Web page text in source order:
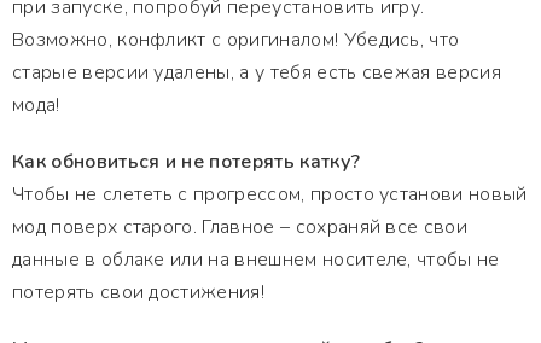
при запуске, попробуй переустановить игру.
Возможно, конфликт с оригиналом! Убедись, что
старые версии удалены, а у тебя есть свежая версия
мода!
Как обновиться и не потерять катку?
Чтобы не слететь с прогрессом, просто установи новый
мод поверх старого. Главное – сохраняй все свои
данные в облаке или на внешнем носителе, чтобы не
потерять свои достижения!